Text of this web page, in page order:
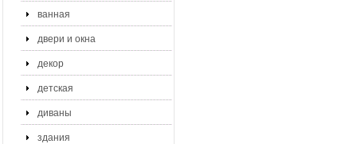
ванная
двери и окна
декор
детская
диваны
здания